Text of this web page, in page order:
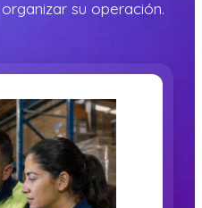
su operación.